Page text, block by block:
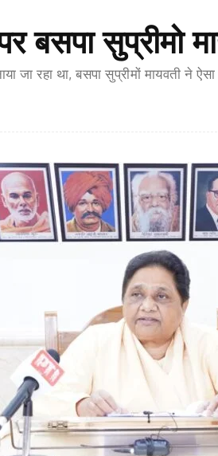
बसपा सुप्रीमो
रहा था, बसपा सुप्रीमों मायवती ने ऐसा